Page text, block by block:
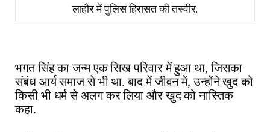
लाहौर में पुलिस हिरासत की तस्वीर.
भगत सिंह का जन्म एक सिख परिवार में हुआ था, जिसका
संबंध आर्य समाज से भी था. बाद में जीवन में, उन्होंने खुद को
किसी भी धर्म से अलग कर लिया और खुद को नास्तिक
कहा.